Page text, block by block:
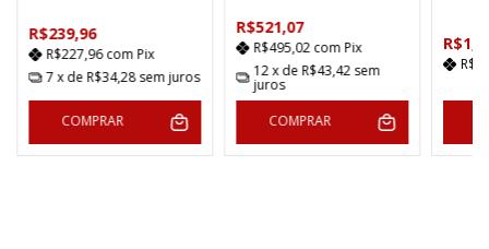
R$239,96
R$227,96com Pix
7x de R$34,28 sem juros
COMPRAR
R$521,07
R$495,02 com Pix
12x de R$43,42 sem
juros
COMPRAR